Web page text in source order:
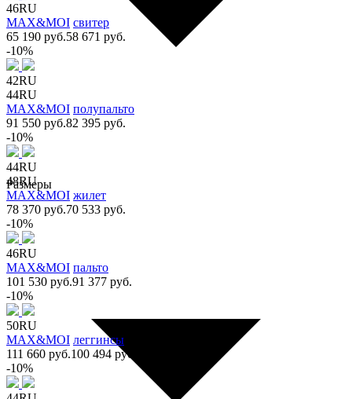
Размеры
46RU
MAX&MOI свитер
65 190 руб.58 671 руб.
-10%
42RU
44RU
MAX&MOI полупальто
91 550 руб.82 395 руб.
-10%
44RU
48RU
MAX&MOI жилет
78 370 руб.70 533 руб.
-10%
46RU
MAX&MOI пальто
101 530 руб.91 377 руб.
-10%
50RU
MAX&MOI леггинсы
111 660 руб.100 494 руб.
-10%